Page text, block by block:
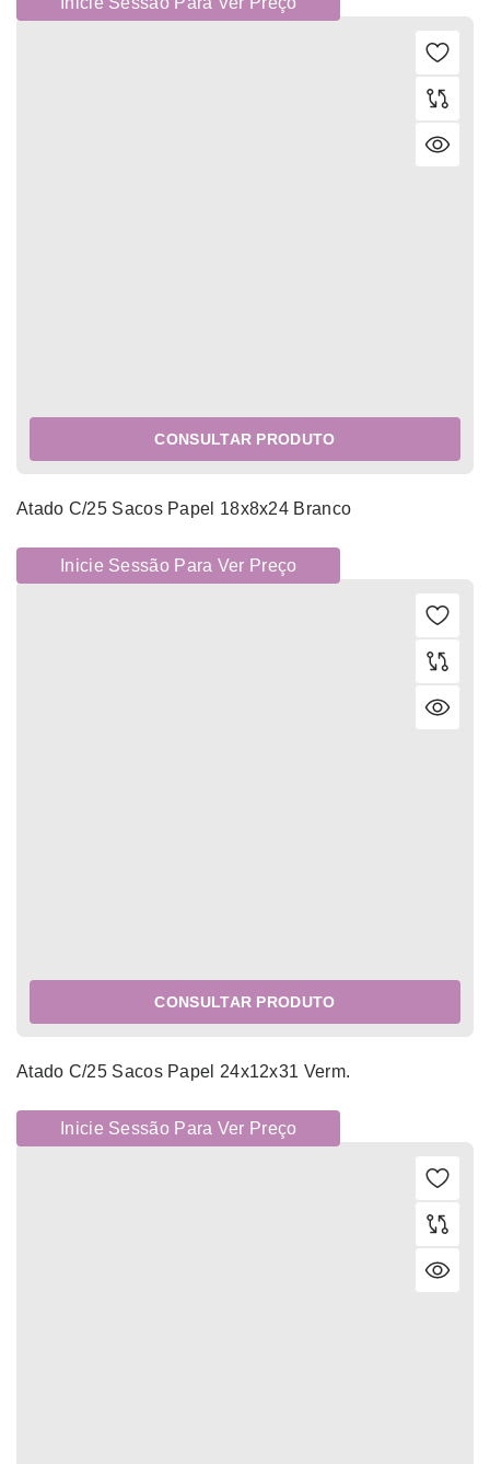
CONSULTAR PRODUTO
Atado C/25 Sacos Papel 18x8x24 Branco
Inicie Sessão Para Ver Preço
CONSULTAR PRODUTO
Atado C/25 Sacos Papel 24x12x31 Verm.
Inicie Sessão Para Ver Preço